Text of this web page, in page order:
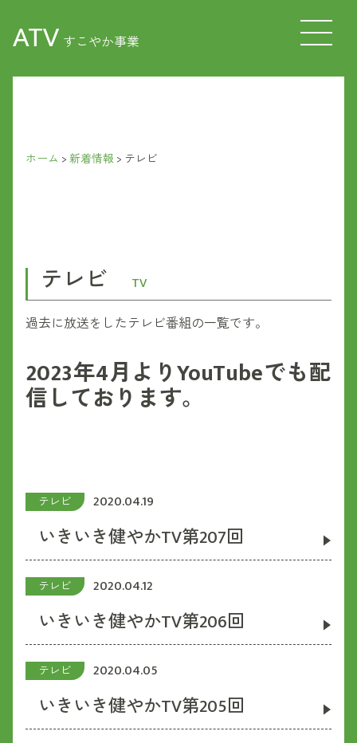
ATV すこやか事業
ホーム >新着情報> テレビ
テレビ
TV
過去に放送をしたテレビ番組の一覧です。
2023年4月よりYouTubeでも配
信しております。
テレビ 2020.04.19
いきいき健やかTV第207回
テレビ 2020.04.12
いきいき健やかTV第206回
テレビ 2020.04.05
いきいき健やかTV第205回